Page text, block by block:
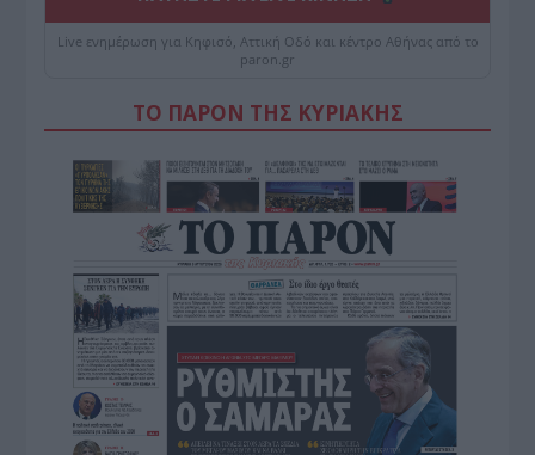
Live ενημέρωση για Κηφισό, Αττική Οδό και κέντρο Αθήνας από το
paron.gr
ΤΟ ΠΑΡΟΝ ΤΗΣ ΚΥΡΙΑΚΗΣ